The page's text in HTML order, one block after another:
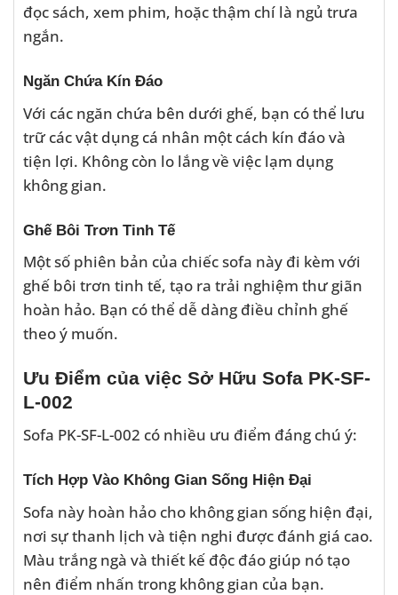
đọc sách, xem phim, hoặc thậm chí là ngủ trưa
ngắn.
Ngăn Chứa Kín Đáo
Với các ngăn chứa bên dưới ghế, bạn có thể lưu
trữ các vật dụng cá nhân một cách kín đáo và
tiện lợi. Không còn lo lắng về việc lạm dụng
không gian.
Ghế Bôi Trơn Tinh Tế
Một số phiên bản của chiếc sofa này đi kèm với
ghế bôi trơn tinh tế, tạo ra trải nghiệm thư giãn
hoàn hảo. Bạn có thể dễ dàng điều chỉnh ghế
theo ý muốn.
Ưu Điểm của việc Sở Hữu Sofa PK-SF-
L-002
Sofa PK-SF-L-002 có nhiều ưu điểm đáng chú ý:
Tích Hợp Vào Không Gian Sống Hiện Đại
Sofa này hoàn hảo cho không gian sống hiện đại,
nơi sự thanh lịch và tiện nghi được đánh giá cao.
Màu trắng ngà và thiết kế độc đáo giúp nó tạo
nên điểm nhấn trong không gian của bạn.